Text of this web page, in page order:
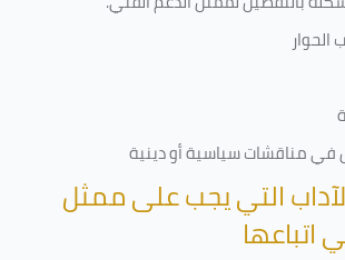
الحوار
مناقشات سياسية أو دينية
التي يجب على ممثل
اتباعها